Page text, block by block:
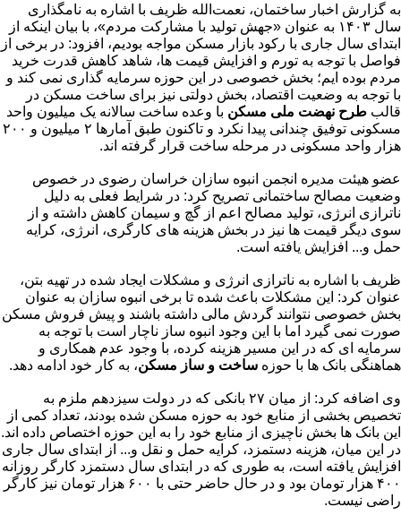
به گزارش اخبار ساختمان، نعمت‌الله ظریف با اشاره به نامگذاری
سال ۱۴۰۳ به عنوان «جهش تولید با مشارکت مردم»، با بیان اینکه از
ابتدای سال جاری با رکود بازار مسکن مواجه بودیم، افزود: در برخی از
فواصل با توجه به تورم و افزایش قیمت ها، شاهد کاهش قدرت خرید
مردم بوده ایم؛ بخش خصوصی در این حوزه سرمایه گذاری نمی کند و
با توجه به وضعیت اقتصاد، بخش دولتی نیز برای ساخت مسکن در
قالب طرح نهضت ملی مسکن با وعده ساخت سالانه یک میلیون واحد
مسکونی توفیق چندانی پیدا نکرد و تاکنون طبق آمارها ۲ میلیون و ۲۰۰
هزار واحد مسکونی در مرحله ساخت قرار گرفته اند.
عضو هیئت مدیره انجمن انبوه سازان خراسان رضوی در خصوص
وضعیت مصالح ساختمانی تصریح کرد: در شرایط فعلی به دلیل
ناترازی انرژی، تولید مصالح اعم از گچ و سیمان کاهش داشته و از
سوی دیگر قیمت ها نیز در بخش هزینه های کارگری، انرژی، کرایه
حمل و... افزایش یافته است.
ظریف با اشاره به ناترازی انرژی و مشکلات ایجاد شده در تهیه بتن،
عنوان کرد: این مشکلات باعث شده تا برخی انبوه سازان به عنوان
بخش خصوصی نتوانند گردش مالی داشته باشند و پیش فروش مسکن
صورت نمی گیرد اما با این وجود انبوه ساز ناچار است با توجه به
سرمایه ای که در این مسیر هزینه کرده، با وجود عدم همکاری و
هماهنگی بانک ها با حوزه ساخت و ساز مسکن، به کار خود ادامه دهد.
وی اضافه کرد: از میان ۲۷ بانکی که در دولت سیزدهم ملزم به
تخصیص بخشی از منابع خود به حوزه مسکن شده بودند، تعداد کمی از
این بانک ها بخش ناچیزی از منابع خود را به این حوزه اختصاص داده اند.
در این میان، هزینه دستمزد، کرایه حمل و نقل و... از ابتدای سال جاری
افزایش یافته است، به طوری که در ابتدای سال دستمزد کارگر روزانه
۴۰۰ هزار تومان بود و در حال حاضر حتی با ۶۰۰ هزار تومان نیز کارگر
راضی نیست.